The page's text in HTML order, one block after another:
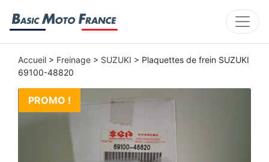
Accueil > Freinage > SUZUKI > Plaquettes de frein SUZUKI
69100-48820
PROMO !